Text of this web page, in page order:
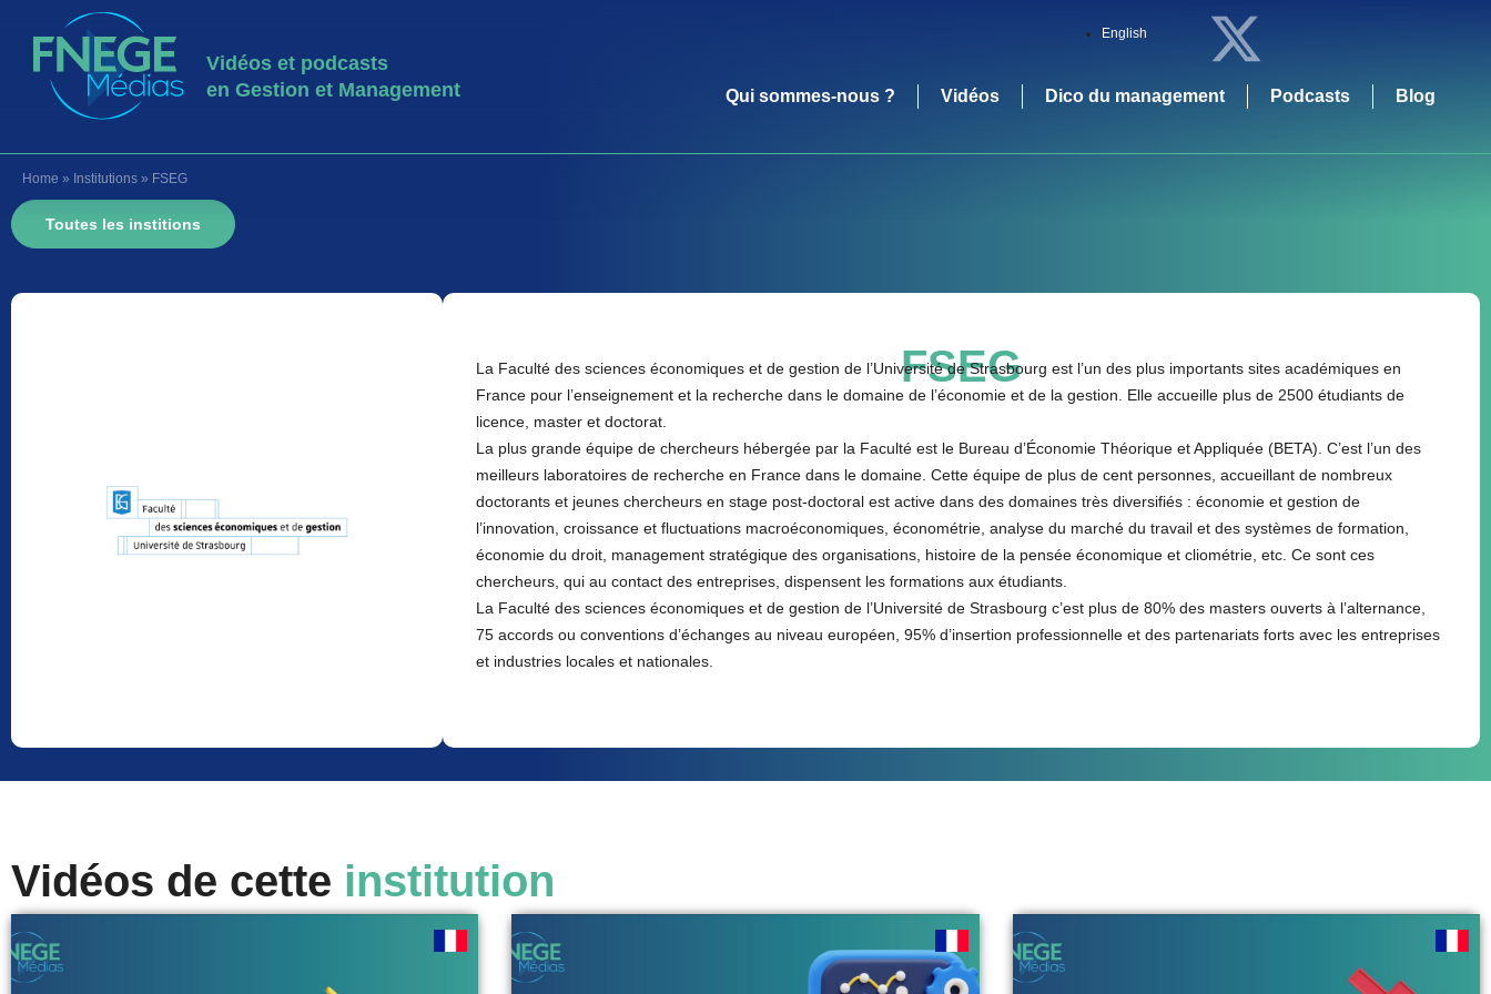
Vidéos et podcasts
en Gestion et Management
English
Qui sommes-nous ? Vidéos Dico du management Podcasts Blog
Home » Institutions » FSEG
Toutes les institions
FSEG
La Faculté des sciences économiques et de gestion de l’Université de Strasbourg est l’un des plus importants sites académiques en
France pour l’enseignement et la recherche dans le domaine de l’économie et de la gestion. Elle accueille plus de 2500 étudiants de
licence, master et doctorat.
La plus grande équipe de chercheurs hébergée par la Faculté est le Bureau d’Économie Théorique et Appliquée (BETA). C’est l’un des
meilleurs laboratoires de recherche en France dans le domaine. Cette équipe de plus de cent personnes, accueillant de nombreux
doctorants et jeunes chercheurs en stage post-doctoral est active dans des domaines très diversifiés : économie et gestion de
l’innovation, croissance et fluctuations macroéconomiques, économétrie, analyse du marché du travail et des systèmes de formation,
économie du droit, management stratégique des organisations, histoire de la pensée économique et cliométrie, etc. Ce sont ces
chercheurs, qui au contact des entreprises, dispensent les formations aux étudiants.
La Faculté des sciences économiques et de gestion de l’Université de Strasbourg c’est plus de 80% des masters ouverts à l’alternance,
75 accords ou conventions d’échanges au niveau européen, 95% d’insertion professionnelle et des partenariats forts avec les entreprises
et industries locales et nationales.
Vidéos de cette institution